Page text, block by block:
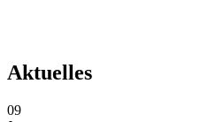
Aktuelles
09